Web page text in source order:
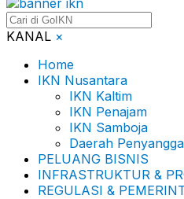
KANAL ×
Home
IKN Nusantara
IKN Kaltim
IKN Penajam
IKN Samboja
Daerah
PELUANG BISNIS
INFRASTRUKTUR &
REGULASI &